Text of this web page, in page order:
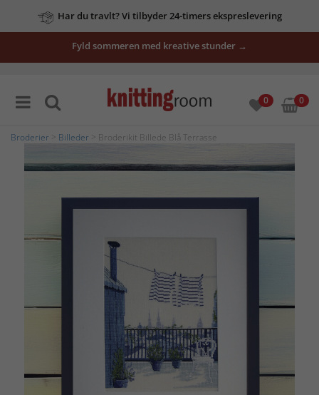
Har du travlt? Vi tilbyder 24-timers ekspreslevering
Fyld sommeren med kreative stunder →
0 0
Broderier Billeder > Broderikit Billede Blå Terrasse